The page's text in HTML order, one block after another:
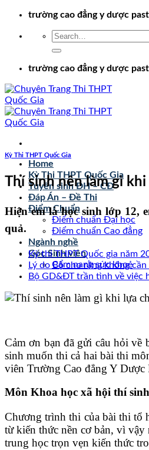
Chuyểntrường cao đẳng y dược
trường cao đẳng y dược
Home
Kỳ Thi THPT Quốc Gia
Tuyển sinh ĐH – CĐ
Đáp Án – Đề Thi
Điểm Chuẩn
Điểm chuẩn Đại học
Điểm chuẩn Cao đẳng
Ngành nghề
Góc Sinh viên
Cẩm nang sức khoẻ
Kỳ Thi THPT Quốc Gia
Thí sinh nên làm gì
Hiện em là học sinh lớp 12,
quả.
Kỳ thi THPT Quốc gia năm
Lý do Bộ cho rằng không
Bộ GD&ĐT trần tình về
Cảm ơn bạn đã gửi câu hỏi về
sinh muốn thi cả hai bài thi
viên Trường Cao đẳng Y Dược
Môn Khoa học xã hội thí
Chương trình thi của bài thi tổ
từ kiến thức nền cơ bản, vì vậy
trung học trọn vẹn kiến thức